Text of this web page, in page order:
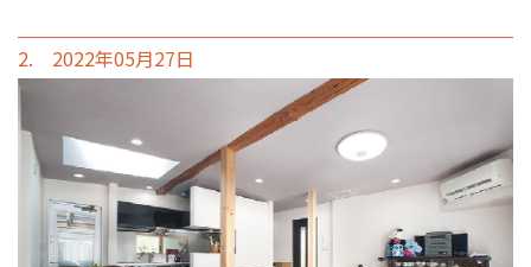
2. 2022年05月27日